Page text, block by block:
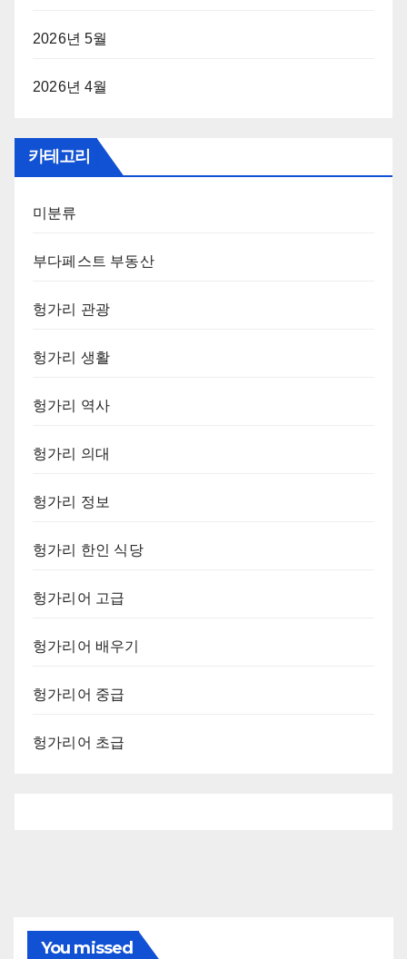
2026년 5월
2026년 4월
카테고리
미분류
부다페스트 부동산
헝가리 관광
헝가리 생활
헝가리 역사
헝가리 의대
헝가리 정보
헝가리 한인 식당
헝가리어 고급
헝가리어 배우기
헝가리어 중급
헝가리어 초급
You missed